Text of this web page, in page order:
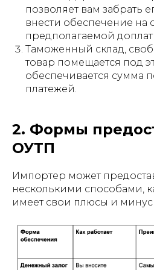
позволяет вам забрать
внести обеспечение на
предполагаемой
Таможенный склад,
товар помещается под
обеспечивается сумма
платежей.
2. Формы
ОУТП
Импортер может
несколькими способами,
имеет свои плюсы и